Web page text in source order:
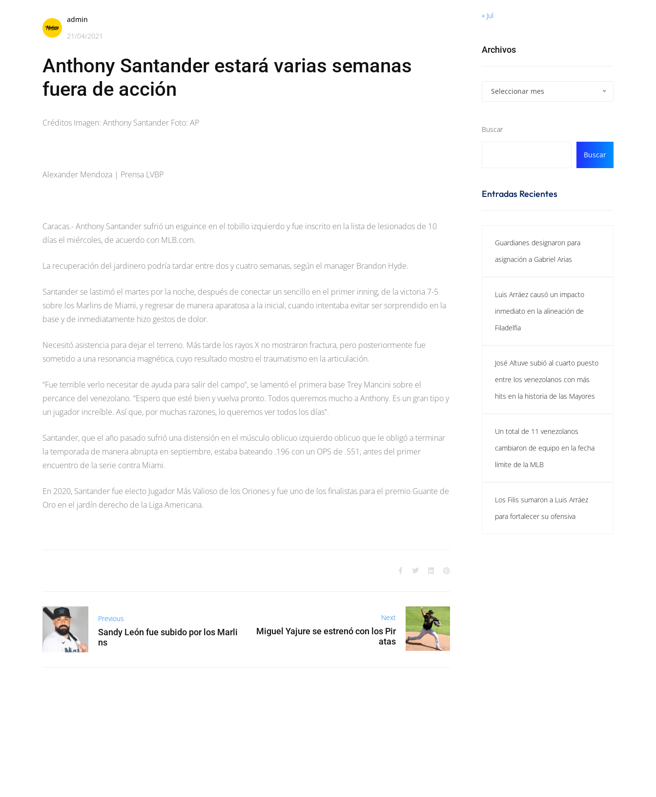
admin
21/04/2021
Anthony Santander estará varias semanas
fuera de acción
Créditos Imagen: Anthony Santander Foto: AP
Alexander Mendoza | Prensa LVBP
Caracas.- Anthony Santander sufrió un esguince en el tobillo izquierdo y fue inscrito en la lista de lesionados de 10
días el miércoles, de acuerdo con MLB.com.
La recuperación del jardinero podría tardar entre dos y cuatro semanas, según el manager Brandon Hyde.
Santander se lastimó el martes por la noche, después de conectar un sencillo en el primer inning, de la victoria 7-5
sobre los Marlins de Miami, y regresar de manera aparatosa a la inicial, cuando intentaba evitar ser sorprendido en la
base y de inmediatamente hizo gestos de dolor.
Necesitó asistencia para dejar el terreno. Más tarde los rayos X no mostraron fractura, pero posteriormente fue
sometido a una resonancia magnética, cuyo resultado mostro el traumatismo en la articulación.
“Fue terrible verlo necesitar de ayuda para salir del campo”, se lamentó el primera base Trey Mancini sobre el
percance del venezolano. “Espero que esté bien y vuelva pronto. Todos queremos mucho a Anthony. Es un gran tipo y
un jugador increíble. Así que, por muchas razones, lo queremos ver todos los días”.
Santander, que el año pasado sufrió una distensión en el músculo oblicuo izquierdo oblicuo que le obligó a terminar
la temporada de manera abrupta en septiembre, estaba bateando .196 con un OPS de .551, antes del primer
encuentro de la serie contra Miami.
En 2020, Santander fue electo Jugador Más Valioso de los Oriones y fue uno de los finalistas para el premio Guante de
Oro en el jardín derecho de la Liga Americana.
Previous
Sandy León fue subido por los Marli
ns
Next
Miguel Yajure se estrenó con los Pir
atas
« Jul
Archivos
Seleccionar mes
Buscar
Buscar
Entradas Recientes
Guardianes designaron para
asignación a Gabriel Arias
Luis Arráez causó un impacto
inmediato en la alineación de
Filadelfia
José Altuve subió al cuarto puesto
entre los venezolanos con más
hits en la historia de las Mayores
Un total de 11 venezolanos
cambiaron de equipo en la fecha
límite de la MLB
Los Filis sumaron a Luis Arráez
para fortalecer su ofensiva